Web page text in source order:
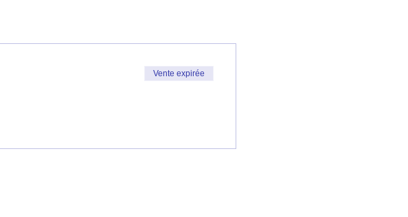
Vente expirée